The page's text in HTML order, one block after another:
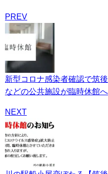
PREV
新型コロナ感染者確認で筑
などの公共施設が臨時休館へ
NEXT